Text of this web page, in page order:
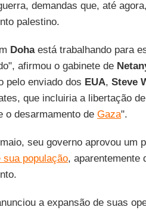
demandas que, até
palestino.
Dohaestá trabalhando para
afirmou o gabinete de
pelo enviado dos EUA, Steve
que incluiria a libertação
o desarmamento de Gaza".
seu governo aprovou um
sua população, aparentemente
a expansão de suas